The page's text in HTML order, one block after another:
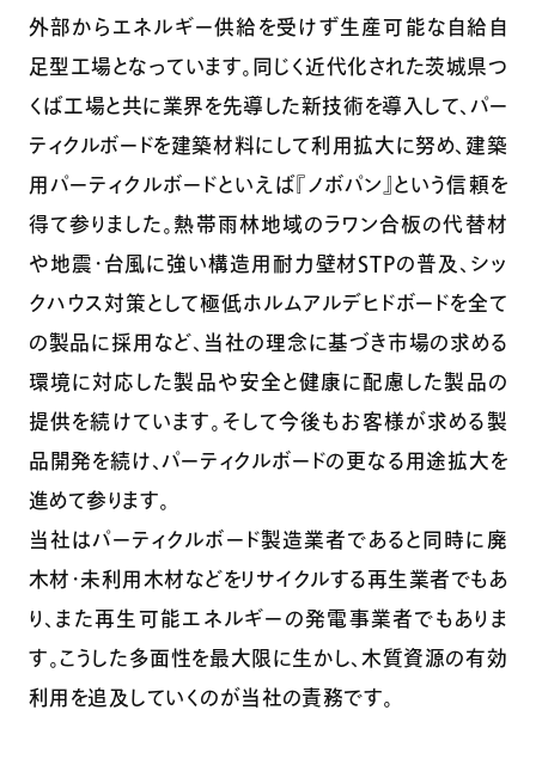
外部からエネルギー供給を受けず生産可能な自給自
足型工場となっています。同じく近代化された茨城県つ
くば工場と共に業界を先導した新技術を導入して、パー
ティクルボードを建築材料にして利用拡大に努め、建築
用パーティクルボードといえば『ノボパン』という信頼を
得て参りました。熱帯雨林地域のラワン合板の代替材
や地震・台風に強い構造用耐力壁材ＳＴＰの普及、シッ
クハウス対策として極低ホルムアルデヒドボードを全て
の製品に採用など、当社の理念に基づき市場の求める
環境に対応した製品や安全と健康に配慮した製品の
提供を続けています。そして今後もお客様が求める製
品開発を続け、パーティクルボードの更なる用途拡大を
進めて参ります。
当社はパーティクルボード製造業者であると同時に廃
木材・未利用木材などをリサイクルする再生業者でもあ
り、また再生可能エネルギーの発電事業者でもありま
す。こうした多面性を最大限に生かし、木質資源の有効
利用を追及していくのが当社の責務です。